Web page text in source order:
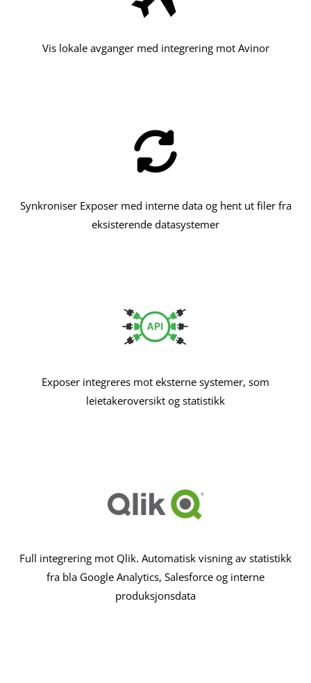
Vis lokale avganger med integrering mot Avinor
Synkroniser Exposer med interne data og hent ut filer fra
eksisterende datasystemer
Exposer integreres mot eksterne systemer, som
leietakeroversikt og statistikk
Full integrering mot Qlik. Automatisk visning av statistikk
fra bla Google Analytics, Salesforce og interne
produksjonsdata